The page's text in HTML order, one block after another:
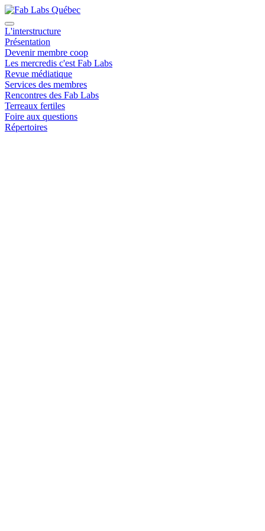
L'interstructure
Présentation
Devenir membre coop
Les mercredis c'est Fab Labs
Revue médiatique
Services des membres
Rencontres des Fab Labs
Terreaux fertiles
Foire aux questions
Répertoires